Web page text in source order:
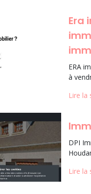
Era
ERA
à
Lire la
DPI
Lire la